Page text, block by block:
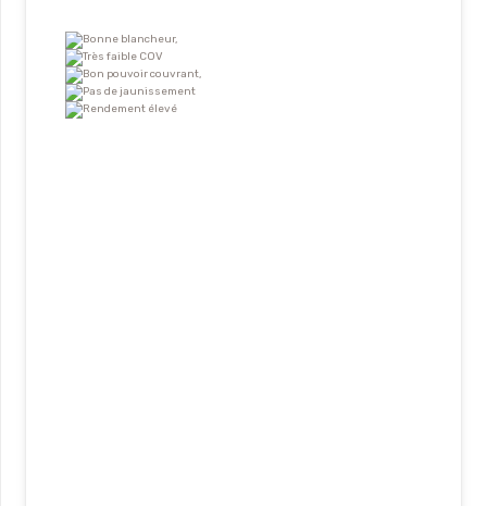
Bonne blancheur,
Très faible COV
Bon pouvoir couvrant,
Pas de jaunissement
Rendement élevé